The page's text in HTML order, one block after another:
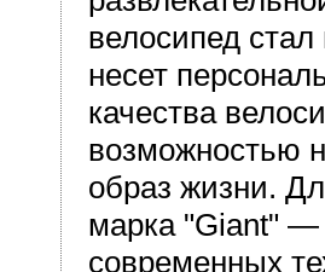
велосипед
несет
качества
возможностью
образ жизни.
марка "Giant"
современных